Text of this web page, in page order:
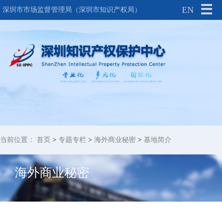
深圳市市场监督管理局（深圳市知识产权局） EN
当前位置： 首页 > 专题专栏 > 海外商业秘密 > 基地简介
海外商业秘密